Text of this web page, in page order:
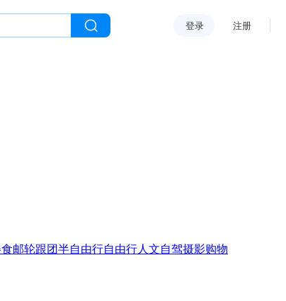
登录 注册
邮轮跟团半自由行自由行人文自驾摄影购物